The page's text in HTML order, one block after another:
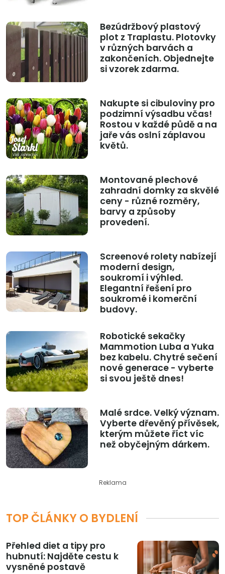
Bezúdržbový plastový
plot z Traplastu. Plotovky
v různých barvách a
zakončeních. Objednejte
si vzorek zdarma.
Nakupte si cibuloviny pro
podzimní výsadbu včas!
Rostou v každé půdě a na
jaře vás oslní záplavou
květů.
Montované plechové
zahradní domky za skvělé
ceny - různé rozměry,
barvy a způsoby
provedení.
Screenové rolety nabízejí
moderní design,
soukromí i výhled.
Elegantní řešení pro
soukromé i komerční
budovy.
Robotické sekačky
Mammotion Luba a Yuka
bez kabelu. Chytré sečení
nové generace - vyberte
si svou ještě dnes!
Malé srdce. Velký význam.
Vyberte dřevěný přívěsek,
kterým můžete říct víc
než obyčejným dárkem.
Reklama
TOP ČLÁNKY O BYDLENÍ
Přehled diet a tipy pro
hubnutí: Najděte cestu k
vysněné postavě